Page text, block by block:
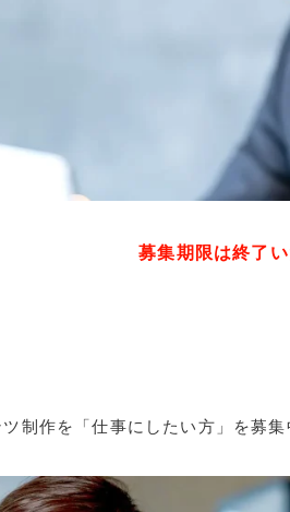
募集期限は終了
制作を「仕事にしたい方」を募集